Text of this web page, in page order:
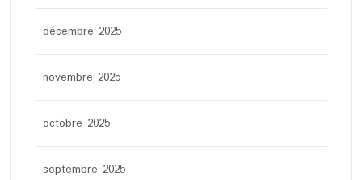
décembre 2025
novembre 2025
octobre 2025
septembre 2025